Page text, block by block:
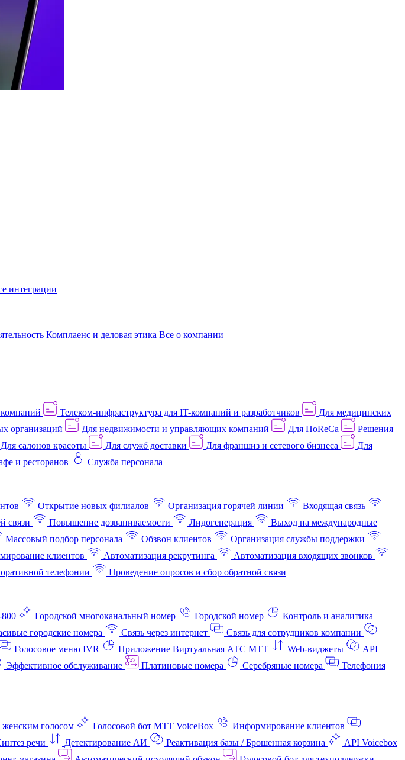
интеграции
Комплаенс и деловая этика Все о компании
Телеком-инфраструктура для IT-компаний и разработчиков
Для медицинских
организаций Для недвижимости и управляющих компаний Для HoReCa
Решения
Для салонов красоты Для служб доставки Для франшиз и сетевого бизнеса
Для
и ресторанов
Служба персонала
Открытие новых филиалов Организация горячей линии
Входящая связь
связи Повышение дозваниваемости Лидогенерация
Выход на международные
Массовый подбор персонала Обзвон клиентов
Организация службы поддержки
клиентов Автоматизация рекрутинга
Автоматизация входящих звонков
телефонии
Проведение опросов и сбор обратной связи
Городской многоканальный номер Городской номер
Контроль и аналитика
городские номера Связь через интернет
Связь для сотрудников компании
Голосовое меню IVR Приложение Виртуальная АТС МТТ Web-виджеты
API
Эффективное обслуживание Платиновые номера Серебряные номера
Телефония
женским голосом Голосовой бот МТТ VoiceBox
Информирование клиентов
речи Детектирование АИ Реактивация базы / Брошенная корзина
API Voicebox